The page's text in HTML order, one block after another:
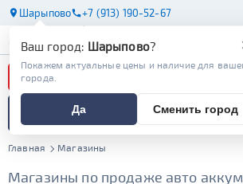
Шарыпово +7 (913) 190-52-67
АКБ
ПОДБОР АККУМУЛЯТОРА
СПЕЦИАЛИСТОМ
Главная Магазины
Магазины по продаже авто
Ваш город: Шарыпово?
Покажем актуальные цены и наличие для
города.
Да Сменить город